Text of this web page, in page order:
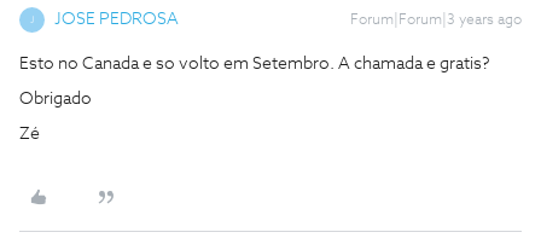
J JOSE PEDROSA Forum|Forum|3 years ago
Esto no Canada e so volto em Setembro. A chamada e gratis?
Obrigado
Zé